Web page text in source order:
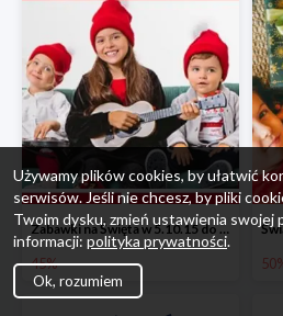
Zabawki na Święta w 5.10.15 do -45%
45%
Używamy plików cookies, by ułatwić
serwisów. Jeśli nie chcesz, by pliki
Twoim dysku, zmień ustawienia swojej
informacji: polityka prywatności.
Ok, rozumiem